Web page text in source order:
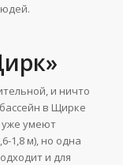
и ничто
в Щирке
уже умеют
1,8 м), но одна
и для